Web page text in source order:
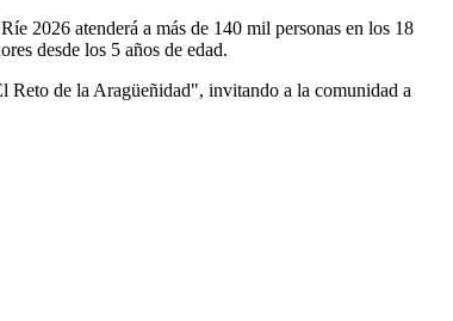
2026 atenderá a más de 140 mil personas en los 18
desde los 5 años de edad.
Reto de la Aragüeñidad", invitando a la comunidad a